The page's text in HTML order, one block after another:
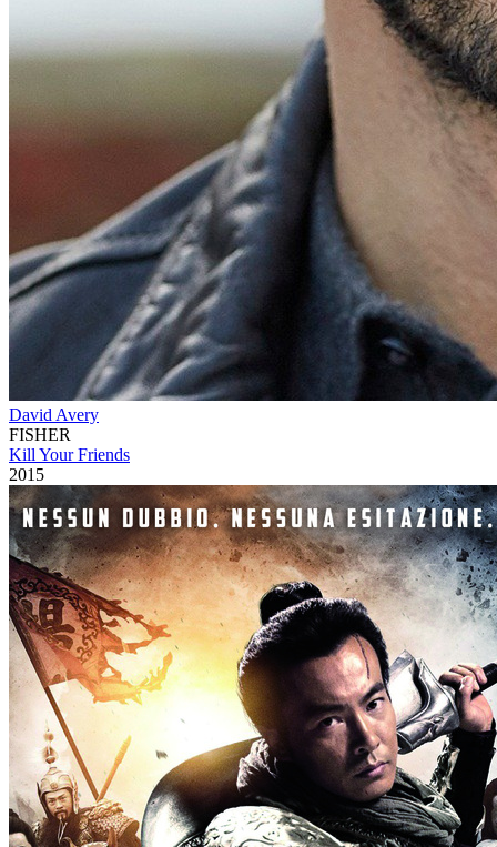
David Avery
FISHER
Kill Your Friends
2015